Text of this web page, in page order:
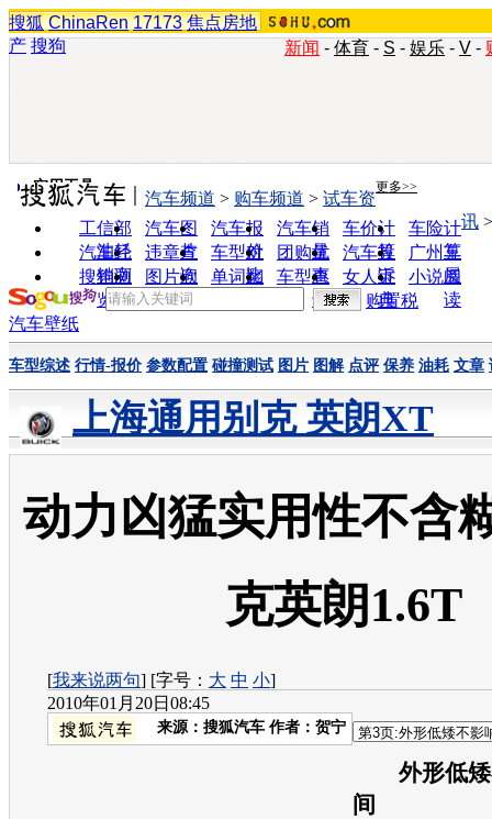
搜狐 ChinaRen 17173 焦点房地
产 搜狗 新闻 - 体育 - S - 娱乐 - V -
实用工具 更多>>
工信部
油耗
汽车图
片
汽车报
价
汽车销
量
车价计
算
车险计
算
汽车经
销商
违章查
询
车型对
比
团购优
惠
汽车投
诉
广州车
展
搜狗浏
览器
图片欣
赏
单词翻
车型查
询
女人宝
典
小说阅
读
汽车频道 > 购车频道 > 试车资
讯
购置税
汽车壁纸
车型综述 行情-报价 参数配置 碰撞测试 图片 图解 点评 保养 油耗 文章
上海通用别克 英朗XT
动力凶猛实用性不含
克英朗1.6T
[我来说两句] [字号： 大 中 小]
2010年01月20日08:45
来源： 搜狐汽车 作者：贺宁
外形低
间